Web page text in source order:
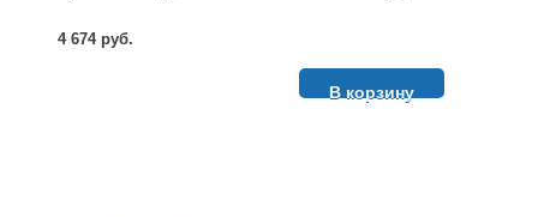
4 674 руб.
В корзину